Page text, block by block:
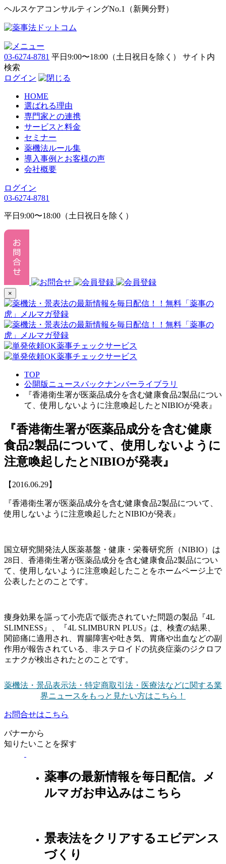
ヘルスケアコンサルティングNo.1（新興分野）
03-6274-8781 平日9:00〜18:00（土日祝日を除く）
サイト内
検索
ログイン
HOME
選ばれる理由
専門家との連携
サービスと料金
セミナー
薬機法ルール集
導入事例とお客様の声
会社概要
ログイン
03-6274-8781
平日9:00〜18:00（土日祝日を除く）
×
TOP
公開版ニュースバックナンバーライブラリ
『香港衛生署が医薬品成分を含む健康食品2製品につい
て、使用しないように注意喚起したとNIBIOが発表』
『香港衛生署が医薬品成分を含む健康
食品2製品について、使用しないように
注意喚起したとNIBIOが発表』
【2016.06.29】
『香港衛生署が医薬品成分を含む健康食品2製品について、
使用しないように注意喚起したとNIBIOが発表』
国立研究開発法人医薬基盤・健康・栄養研究所（NIBIO）は
28日、香港衛生署が医薬品成分を含む健康食品2製品につい
て、使用しないように注意喚起したことをホームページ上で
公表したとのことです。
痩身効果を謳って小売店で販売されていた問題の製品『4L
SLIMNESS』、『4L SLIMBURN PLUS』は、検査の結果、
関節痛に適用され、胃腸障害や吐き気、胃痛や出血などの副
作用が報告されている、非ステロイドの抗炎症薬のジクロフ
ェナクが検出されたとのことです。
薬機法・景品表示法・特定商取引法・医療法などに関する業
界ニュースをもっと見たい方はこちら！
お問合せはこちら
バナーから
知りたいことを探す
薬事の最新情報を毎日配信。メ
ルマガお申込みはこちら
景表法をクリアするエビデンス
づくり